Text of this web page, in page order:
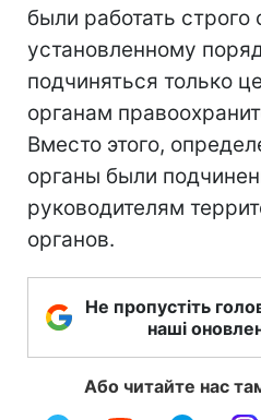
были работать строго
установленному
подчиняться только
органам
Вместо этого,
органы были
руководителям
органов.
Не пропустіть
наші
Або читайте нас